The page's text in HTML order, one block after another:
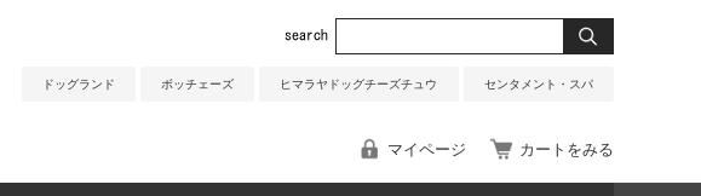
ドッグランド ボッチェーズ ヒマラヤドッグチーズチュウ センタメント・スパ
マイページ カートをみる